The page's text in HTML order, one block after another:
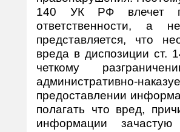
140 УК РФ влечет
ответственности, а
представляется, что
вреда в диспозиции ст.
четкому
административно-
предоставлении
полагать что вред,
информации